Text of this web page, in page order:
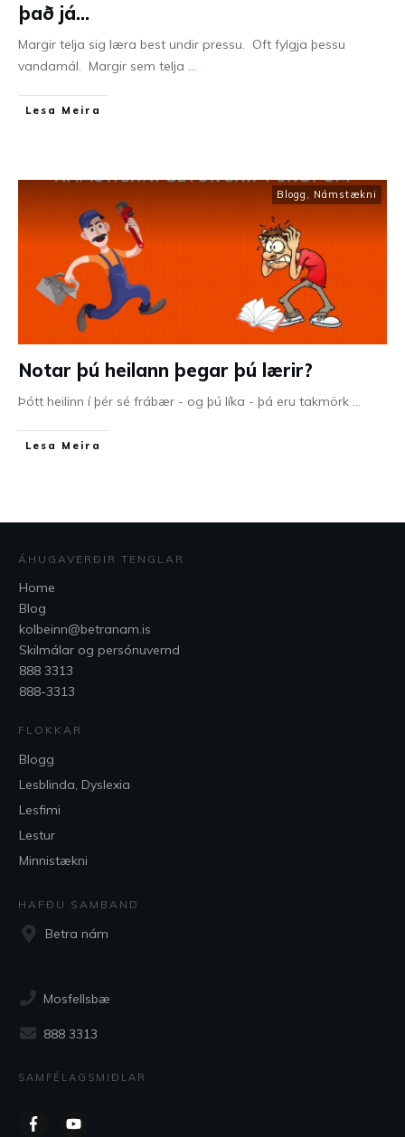
það já…
Margir telja sig læra best undir pressu. Oft fylgja þessu
vandamál. Margir sem telja ...
Lesa Meira
Blogg Námstækni
Notar þú heilann þegar þú lærir?
Þótt heilinn í þér sé frábær - og þú líka - þá eru takmörk ...
Lesa Meira
ÁHUGAVERÐIR TENGLAR
Home
Blog
kolbeinn@betranam.is
Skilmálar og persónuvernd
888 3313
888-3313
FLOKKAR
Blogg
Lesblinda, Dyslexia
Lesfimi
Lestur
Minnistækni
HAFÐU SAMBAND
Betra nám
Mosfellsbæ
888 3313
SAMFÉLAGSMIÐLAR